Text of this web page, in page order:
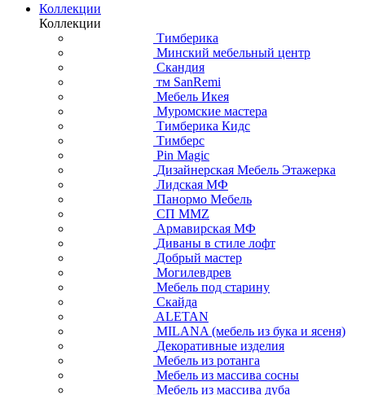
Коллекции
Коллекции
Тимберика
Минский мебельный центр
Скандия
тм SanRemi
Мебель Икея
Муромские мастера
Тимберика Кидс
Тимберс
Pin Magic
Дизайнерская Мебель Этажерка
Лидская МФ
Панормо Мебель
СП ММZ
Армавирская МФ
Диваны в стиле лофт
Добрый мастер
Могилевдрев
Мебель под старину
Скайда
ALETAN
MILANA (мебель из бука и ясеня)
Декоративные изделия
Мебель из ротанга
Мебель из массива сосны
Мебель из массива дуба